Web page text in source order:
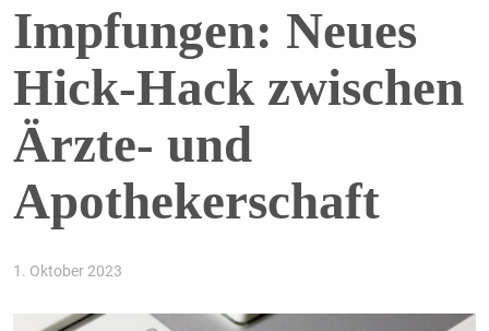
Impfungen: Neues
Hick-Hack zwischen
Ärzte- und
Apothekerschaft
1. Oktober 2023